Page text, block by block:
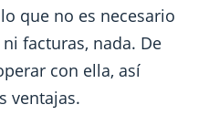
que no es necesario
facturas, nada. De
con ella, así
ventajas.